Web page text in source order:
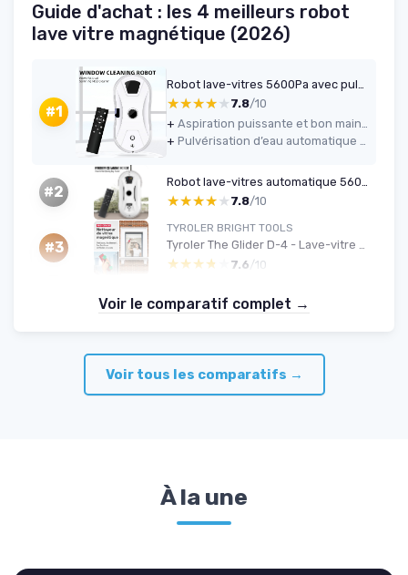
Guide d'achat : les 4 meilleurs robot
lave vitre magnétique (2026)
#1 ★★★★★
★★★★★ 7.8/10
+
+
#2 ★★★★★
★★★★★ 7.8/10
#3
TYROLER BRIGHT TOOLS
Tyroler The Glider D-4 - Lave-vitre magnétique double vitrage
★★★★★
★★★★★ 7.6 /10
Voir le comparatif complet →
Voir tous les comparatifs →
À la une